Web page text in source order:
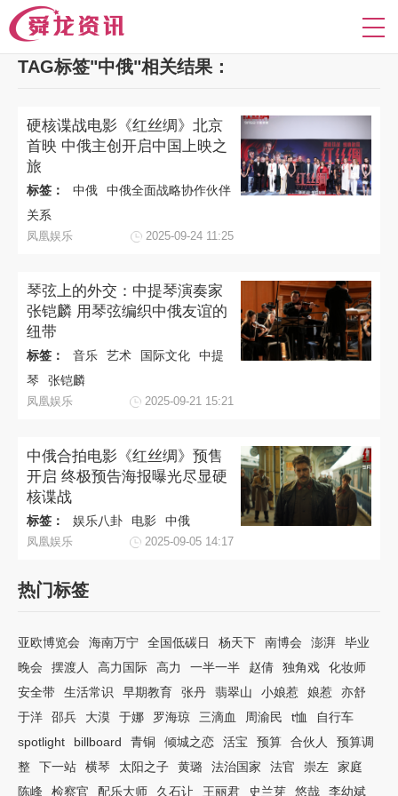
TAG标签"中俄"相关结果：
硬核谍战电影《红丝绸》北京
首映 中俄主创开启中国上映之
旅
标签： 中俄
中俄全面战略协作伙伴
关系
凤凰娱乐 2025-09-24 11:25
琴弦上的外交：中提琴演奏家
张铠麟 用琴弦编织中俄友谊的
纽带
标签： 音乐 艺术 国际文化
中提
琴
张铠麟
凤凰娱乐 2025-09-21 15:21
中俄合拍电影《红丝绸》预售
开启 终极预告海报曝光尽显硬
核谍战
标签： 娱乐八卦 电影 中俄
凤凰娱乐 2025-09-05 14:17
热门标签
亚欧博览会 海南万宁 全国低碳日 杨天下 南博会 澎湃
毕业
晚会
摆渡人 高力国际 高力 一半一半 赵倩 独角戏
化妆师
安全带
生活常识 早期教育 张丹 翡翠山 小娘惹 娘惹
亦舒
于洋
邵兵 大漠 于娜 罗海琼 三滴血 周渝民 t恤
自行车
spotlight
billboard 青铜 倾城之恋 活宝 预算 合伙人
预算调
整
下一站 横琴 太阳之子 黄璐 法治国家 法官 崇左
家庭
陈峰
检察官 配乐大师 久石让 王丽君 史兰芽 悠哉 李幼斌